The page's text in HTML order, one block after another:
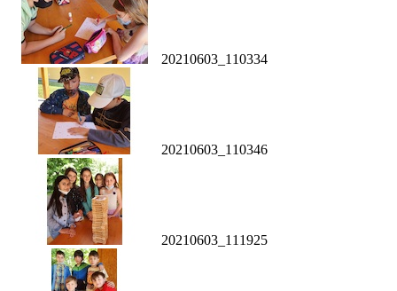
20210603_110334
20210603_110346
20210603_111925